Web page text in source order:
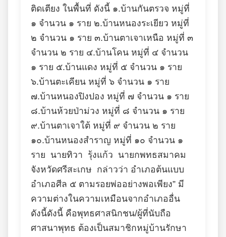
ติดเตียง ในพื้นที่ ดังนี้ ๑.บ้านกันตรวจ หมู่ที่
๑ จำนวน ๑ ราย ๒.บ้านหนองระเยียว หมู่ที่
๒ จำนวน ๑ ราย ๓.บ้านตาเจาเหนือ หมู่ที่ ๓
จำนวน ๒ ราย ๔.บ้านโคน หมู่ที่ ๔ จำนวน
๑ ราย ๕.บ้านแดง หมู่ที่ ๕ จำนวน ๑ ราย
๖.บ้านตะเคียน หมู่ที่ ๖ จำนวน ๑ ราย
๗.บ้านหนองปิงปอง หมู่ที่ ๗ จำนวน ๑ ราย
๘.บ้านห้วยป่าม่วง หมู่ที่ ๘ จำนวน ๑ ราย
๙.บ้านตาเจาใต้ หมู่ที่ ๙ จำนวน ๒ ราย
๑๐.บ้านหนองสำราญ หมู่ที่ ๑๐ จำนวน ๑
ราย นายทิวา รุ้งแก้ว นายกพทธสมาคม
จังหวัดศรีสะเกษ กล่าวว่า อำเภอต้นแบบ
อำเภอศีล ๕ ตามรอยพ่ออย่างพอเพียง” มี
ความต่างในความเหมือนจากอำเภออื่น
ดังนี้ดังนี้ คือพุทธศาสนิกชน/ผู้ที่นับถือ
ศาสนาพุทธ ต้องเป็นสมาชิกหมู่บ้านรักษา